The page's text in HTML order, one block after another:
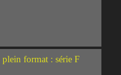
format : série F